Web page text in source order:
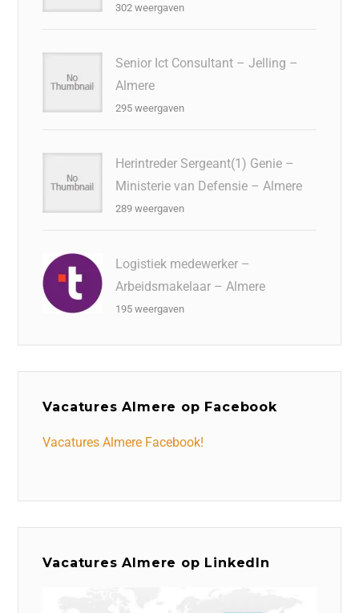
302 weergaven
Senior Ict Consultant – Jelling –
Almere
295 weergaven
Herintreder Sergeant(1) Genie –
Ministerie van Defensie – Almere
289 weergaven
Logistiek medewerker –
Arbeidsmakelaar – Almere
195 weergaven
Vacatures Almere op Facebook
Vacatures Almere Facebook!
Vacatures Almere op LinkedIn